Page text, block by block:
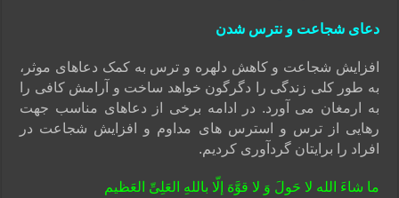
دعای شجاعت و نترس شدن
افزایش شجاعت و کاهش دلهره و ترس به کمک دعاهای موثر،
به طور کلی زندگی را دگرگون خواهد ساخت و آرامش کافی را
به ارمغان می آورد. در ادامه برخی از دعاهای مناسب جهت
رهایی از ترس و استرس های مداوم و افزایش شجاعت در
افراد را برایتان گردآوری کردیم.
ما شاءَ الله لا حَولَ وَ لا قوَّهَ إلّا باللهِ العَلِیِّ العَظیم